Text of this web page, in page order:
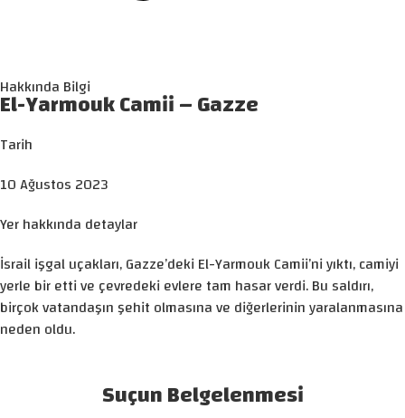
Hakkında Bilgi
El-Yarmouk Camii – Gazze
Tarih
10 Ağustos 2023
Yer hakkında detaylar
İsrail işgal uçakları, Gazze’deki El-Yarmouk Camii’ni yıktı, camiyi
yerle bir etti ve çevredeki evlere tam hasar verdi. Bu saldırı,
birçok vatandaşın şehit olmasına ve diğerlerinin yaralanmasına
neden oldu.
Suçun Belgelenmesi